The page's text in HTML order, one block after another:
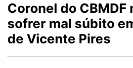
Coronel do CBMDF
sofrer mal súbito
de Vicente Pires